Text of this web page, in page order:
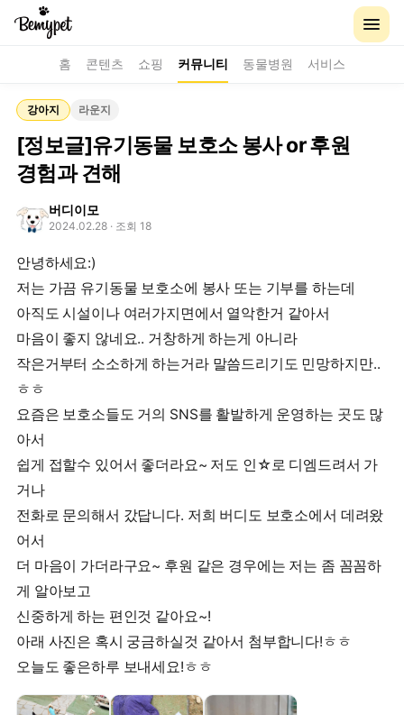
홈 콘텐츠 쇼핑 커뮤니티 동물병원 서비스
강아지 라운지
[정보글]유기동물 보호소 봉사 or 후원
경험과 견해
버디이모
2024.02.28 · 조회 18
안녕하세요:)
저는 가끔 유기동물 보호소에 봉사 또는 기부를 하는데
아직도 시설이나 여러가지면에서 열악한거 같아서
마음이 좋지 않네요.. 거창하게 하는게 아니라
작은거부터 소소하게 하는거라 말씀드리기도 민망하지만..
ㅎㅎ
요즘은 보호소들도 거의 SNS를 활발하게 운영하는 곳도 많
아서
쉽게 접할수 있어서 좋더라요~ 저도 인☆로 디엠드려서 가
거나
전화로 문의해서 갔답니다. 저희 버디도 보호소에서 데려왔
어서
더 마음이 가더라구요~ 후원 같은 경우에는 저는 좀 꼼꼼하
게 알아보고
신중하게 하는 편인것 같아요~!
아래 사진은 혹시 궁금하실것 같아서 첨부합니다!ㅎㅎ
오늘도 좋은하루 보내세요!ㅎㅎ